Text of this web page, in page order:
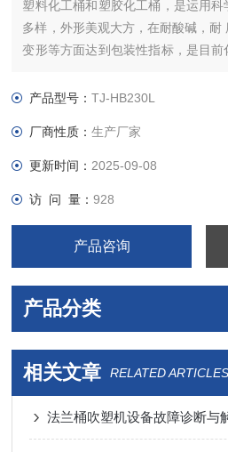
塑料化工桶和塑胶化工桶，是运用
多样，外形美观大方，在耐酸碱，耐
变形等方面达到包装性指标，是目
产品型号：TJ-HB230L
厂商性质：生产厂家
更新时间： 2025-09-08
访 问 量：928
产品咨询
产品分类
相关文章 RELATED ARTICLES
法兰桶吹塑机设备故障诊断与